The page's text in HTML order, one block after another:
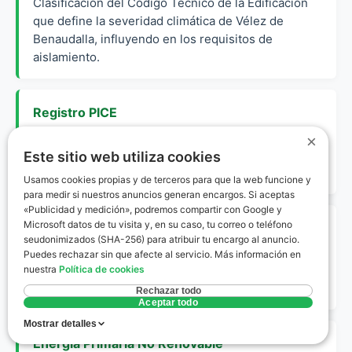
que define la severidad climática de Vélez de
Benaudalla, influyendo en los requisitos de
aislamiento.
Registro PICE
Portal de la Junta de Andalucía donde se inscriben
obligatoriamente todos los certificados de
eficiencia energética de la comunidad.
Envolvente Térmica
Conjunto de cerramientos (muros, suelos, techos y
ventanas) que separan el interior de una vivienda
del exterior.
Energía Primaria No Renovable
×
Este sitio web utiliza cookies
Usamos cookies propias y de terceros para que la web funcione y
para medir si nuestros anuncios generan encargos. Si aceptas
«Publicidad y medición», podremos compartir con Google y
Microsoft datos de tu visita y, en su caso, tu correo o teléfono
seudonimizados (SHA-256) para atribuir tu encargo al anuncio.
Puedes rechazar sin que afecte al servicio. Más información en
nuestra Política de cookies
Rechazar todo
Aceptar todo
Mostrar detalles